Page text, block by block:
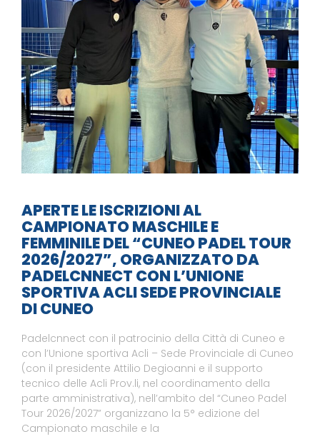
APERTE LE ISCRIZIONI AL
CAMPIONATO MASCHILE E
FEMMINILE DEL “CUNEO PADEL TOUR
2026/2027”, ORGANIZZATO DA
PADELCNNECT CON L’UNIONE
SPORTIVA ACLI SEDE PROVINCIALE
DI CUNEO
Padelcnnect con il patrocinio della Città di Cuneo e
con l’Unione sportiva Acli – Sede Provinciale di Cuneo
(con il presidente Attilio Degioanni e il supporto
tecnico delle Acli Prov.li, nel coordinamento della
parte amministrativa), nell’ambito del “Cuneo Padel
Tour 2026/2027” organizzano la 5° edizione del
Campionato maschile e la